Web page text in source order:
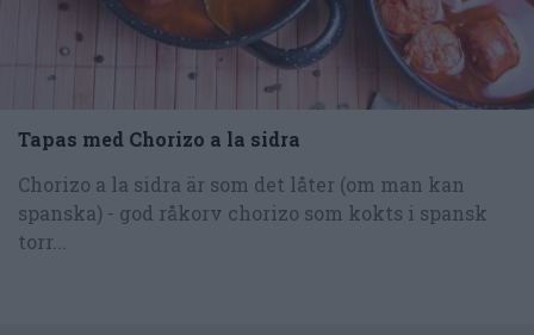
Tapas med Chorizo a la sidra
Chorizo a la sidra är som det låter (om man kan
spanska) - god råkorv chorizo som kokts i spansk
torr...